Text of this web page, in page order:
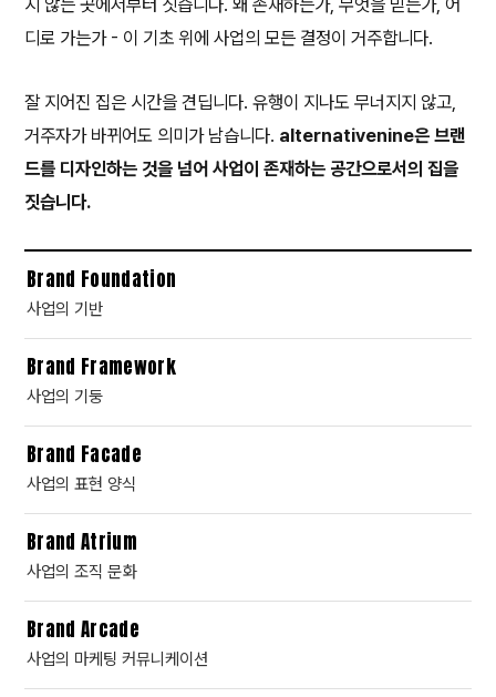
지 않는 곳에서부터 짓습니다. 왜 존재하는가, 무엇을 믿는가, 어
디로 가는가 - 이 기초 위에 사업의 모든 결정이 거주합니다.
잘 지어진 집은 시간을 견딥니다. 유행이 지나도 무너지지 않고,
거주자가 바뀌어도 의미가 남습니다. alternativenine은 브랜
드를 디자인하는 것을 넘어 사업이 존재하는 공간으로서의 집을
짓습니다.
Brand Foundation
사업의 기반
Brand Framework
사업의 기둥
Brand Facade
사업의 표현 양식
Brand Atrium
사업의 조직 문화
Brand Arcade
사업의 마케팅 커뮤니케이션